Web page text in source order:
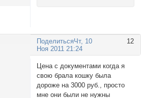
Поделиться 12
Чт, 10
Ноя 2011 21:24
Цена с документами когда я
свою брала кошку была
дороже на 3000 руб., просто
мне они были не нужны